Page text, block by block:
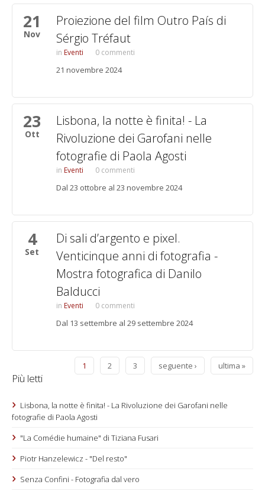
21
Nov
Proiezione del film Outro País di
Sérgio Tréfaut
Eventi 0 commenti
21 novembre 2024
23
Ott
Lisbona, la notte è finita! - La
Rivoluzione dei Garofani nelle
fotografie di Paola Agosti
Eventi 0 commenti
Dal 23 ottobre al 23 novembre 2024
4
Set
Di sali d’argento e pixel.
Venticinque anni di fotografia -
Mostra fotografica di Danilo
Balducci
Eventi 0 commenti
Dal 13 settembre al 29 settembre 2024
1 2 3 seguente › ultima »
Più letti
Lisbona, la notte è finita! - La Rivoluzione dei Garofani nelle
fotografie di Paola Agosti
"La Comédie humaine" di Tiziana Fusari
Piotr Hanzelewicz - "Del resto"
Senza Confini - Fotografia dal vero